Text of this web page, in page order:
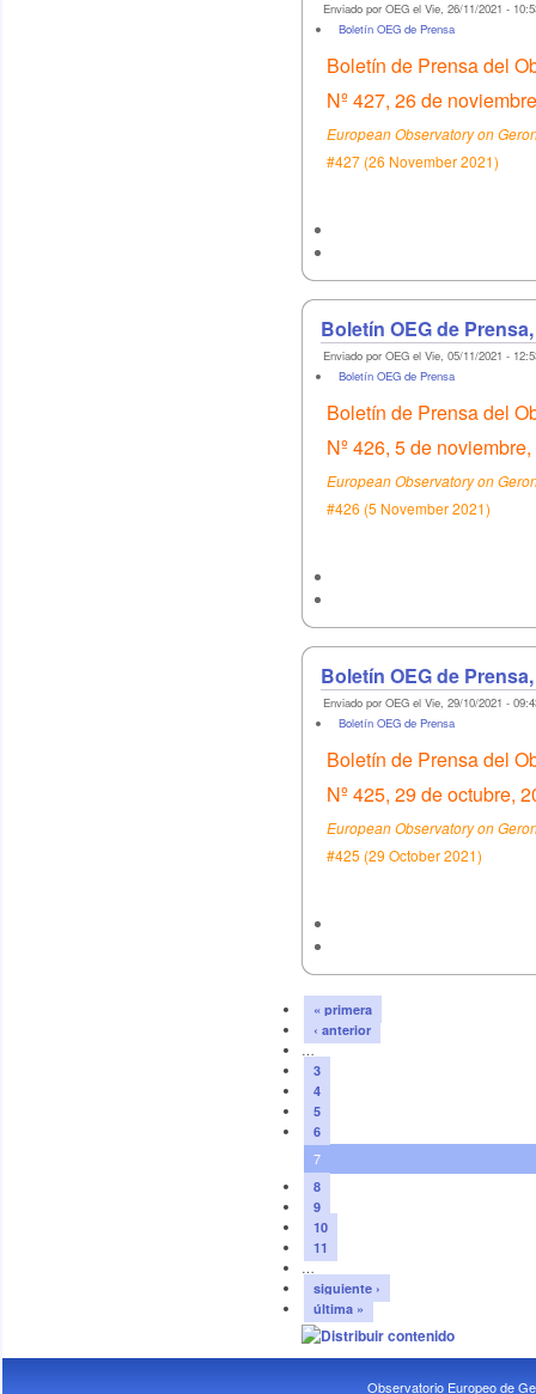
Enviado por OEG el Vie, 26/11/2021 -
Boletín OEG de Prensa
Boletín de Prensa del
Nº 427, 26 de
European Observatory on
#427 (26 November 2021)
Boletín OEG de Prensa,
Enviado por OEG el Vie, 05/11/2021 -
Boletín OEG de Prensa
Boletín de Prensa del
Nº 426, 5 de
European Observatory on
#426 (5 November 2021)
Boletín OEG de Prensa,
Enviado por OEG el Vie, 29/10/2021 -
Boletín OEG de Prensa
Boletín de Prensa del
Nº 425, 29 de octubre,
European Observatory on
#425 (29 October 2021)
« primera
‹ anterior
…
3
4
5
6
7
8
9
10
11
…
siguiente ›
última »
Observatorio Europeo de